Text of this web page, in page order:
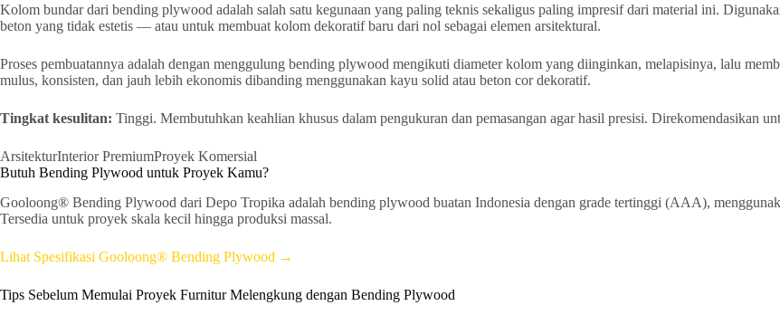
Kolom bundar dari bending plywood adalah salah satu kegunaan yang paling teknis sekaligus paling impresif dari material ini.
beton yang tidak estetis — atau untuk membuat kolom dekoratif baru dari nol sebagai elemen arsitektural.
Proses pembuatannya adalah dengan menggulung bending plywood mengikuti diameter kolom yang diinginkan, melapisinya, lalu
mulus, konsisten, dan jauh lebih ekonomis dibanding menggunakan kayu solid atau beton cor dekoratif.
Tingkat kesulitan: Tinggi. Membutuhkan keahlian khusus dalam pengukuran dan pemasangan agar hasil presisi. Direkomendasikan
ArsitekturInterior PremiumProyek Komersial
Butuh Bending Plywood untuk Proyek Kamu?
Gooloong® Bending Plywood dari Depo Tropika adalah bending plywood buatan Indonesia dengan grade tertinggi (AAA),
Tersedia untuk proyek skala kecil hingga produksi massal.
Lihat Spesifikasi Gooloong® Bending Plywood →
Tips Sebelum Memulai Proyek Furnitur Melengkung dengan Bending Plywood